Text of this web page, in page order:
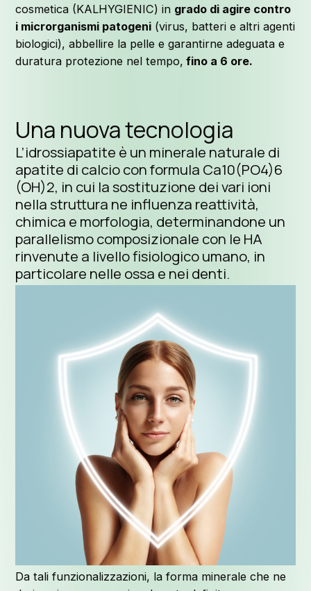
cosmetica (KALHYGIENIC) in grado di agire contro
i microrganismi patogeni (virus, batteri e altri agenti
biologici), abbellire la pelle e garantirne adeguata e
duratura protezione nel tempo, fino a 6 ore.
Una nuova tecnologia
L’idrossiapatite è un minerale naturale di
apatite di calcio con formula Ca10(PO4)6
(OH)2, in cui la sostituzione dei vari ioni
nella struttura ne influenza reattività,
chimica e morfologia, determinandone un
parallelismo composizionale con le HA
rinvenute a livello fisiologico umano, in
particolare nelle ossa e nei denti.
Da tali funzionalizzazioni, la forma minerale che ne